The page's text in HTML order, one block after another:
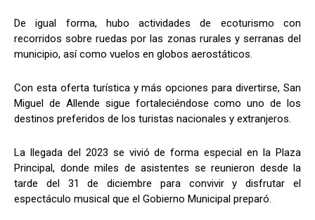
De igual forma, hubo actividades de ecoturismo con
recorridos sobre ruedas por las zonas rurales y serranas del
municipio, así como vuelos en globos aerostáticos.
Con esta oferta turística y más opciones para divertirse, San
Miguel de Allende sigue fortaleciéndose como uno de los
destinos preferidos de los turistas nacionales y extranjeros.
La llegada del 2023 se vivió de forma especial en la Plaza
Principal, donde miles de asistentes se reunieron desde la
tarde del 31 de diciembre para convivir y disfrutar el
espectáculo musical que el Gobierno Municipal preparó.